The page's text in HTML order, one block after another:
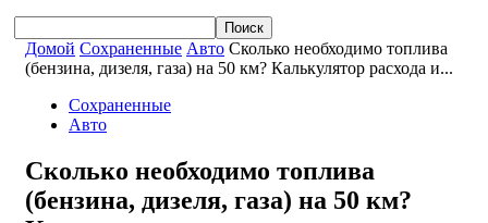
Домой Сохраненные Авто Сколько необходимо топлива
(бензина, дизеля, газа) на 50 км? Калькулятор расхода и...
Сохраненные
Авто
Сколько необходимо топлива
(бензина, дизеля, газа) на 50 км?